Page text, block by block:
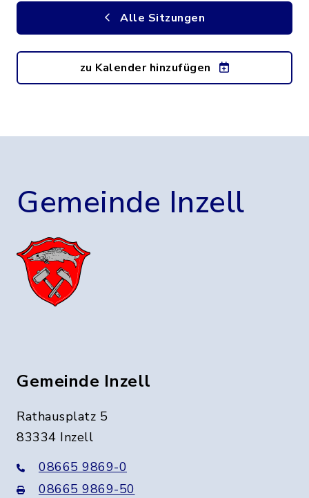
Alle Sitzungen
zu Kalender hinzufügen
Gemeinde Inzell
Gemeinde Inzell
Rathausplatz 5
83334 Inzell
08665 9869-0
08665 9869-50